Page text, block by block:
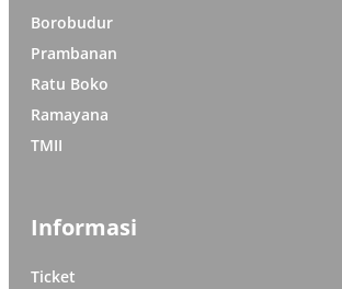
Borobudur
Prambanan
Ratu Boko
Ramayana
TMII
Informasi
Ticket